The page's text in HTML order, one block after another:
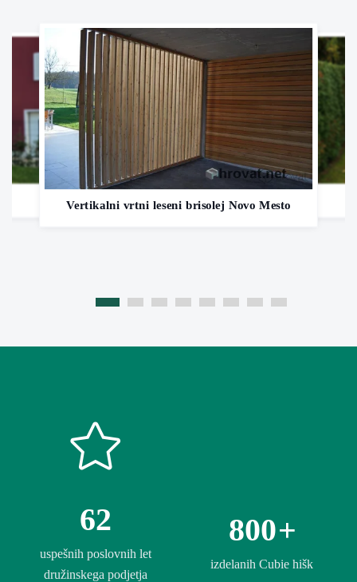
Vertikalni vrtni leseni brisolej Novo Mesto
62
uspešnih poslovnih let
družinskega podjetja
800+
izdelanih Cubie hišk